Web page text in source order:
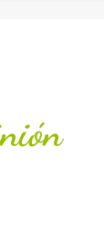
¡Han